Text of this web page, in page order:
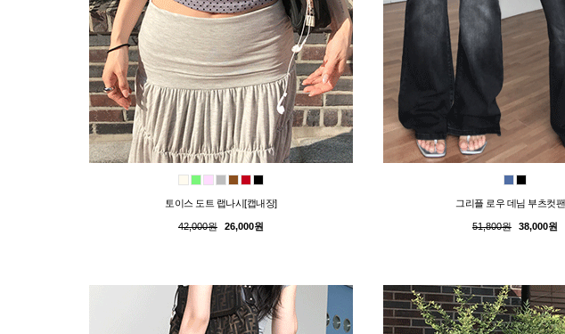
토이스 도트 랩나시[캡내장]
42,000원 26,000원
그리플 로우 데님 부츠컷
51,800원 38,000원